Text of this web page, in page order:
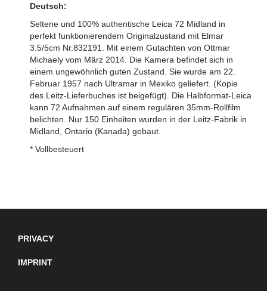
Deutsch:
Seltene und 100% authentische Leica 72 Midland in
perfekt funktionierendem Originalzustand mit Elmar
3.5/5cm Nr.832191. Mit einem Gutachten von Ottmar
Michaely vom März 2014. Die Kamera befindet sich in
einem ungewöhnlich guten Zustand. Sie wurde am 22.
Februar 1957 nach Ultramar in Mexiko geliefert. (Kopie
des Leitz-Lieferbuches ist beigefügt). Die Halbformat-Leica
kann 72 Aufnahmen auf einem regulären 35mm-Rollfilm
belichten. Nur 150 Einheiten wurden in der Leitz-Fabrik in
Midland, Ontario (Kanada) gebaut.
* Vollbesteuert
PRIVACY
IMPRINT